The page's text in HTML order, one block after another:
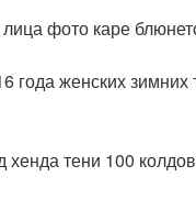
фото каре
года женских
тени 100